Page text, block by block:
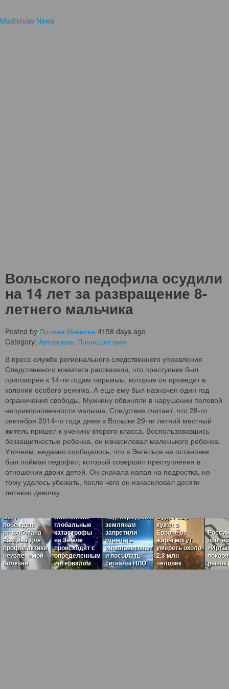
Madhouse News
Вольского педофила осудили
на 14 лет за развращение 8-
летнего мальчика
Posted by Полина Иванова 4158 days ago
Category: Авторское, Происшествия
В пресс-службе регионального следственного управления
Следственного комитета рассказали, что преступник был
приговорен к 14-ти годам тюрьмыы, которые он проведет в
колонии особого режима. А еще ему был назначен один год
ограничения свободы. Мужчину обвиняли в нарушении половой
неприкосновенности малыша. Следствие считает, что 28-го
сентября 2014-го года днем в Вольске 29-ти летний местный
житель пришел к ученику второго класса. Воспользовавшись
беззащитностью ребенка, он изнасиловал маленького ребенка.
Уточним, недавно сообщалось, что в Энгельсе на остановке
был пойман педофил, который совершил преступления в
отношении двоих детей. Он сначала напал на подростка, но
тому удалось убежать, после чего он изнасиловал десяти
летнюю девочку.
ВИЧ
побежден:
разработана
вакцина для
профилактики
неизлечимой
болезни
Вселенной:
глобальные
катастрофы
на Земле
происходят с
определенным
интервалом
Пугающая
подтверждение:
землянам
запретили
отвечать
инопланетянам
и посылать
сигналы НЛО
Будет ещё
хуже: в
Европе от
жары могут
умереть около
2,3 млн
человек